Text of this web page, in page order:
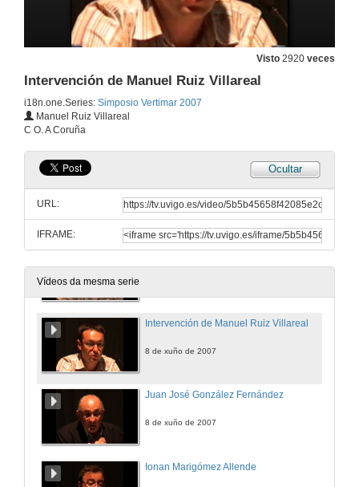
Visto 2920 veces
Intervención de Manuel Ruiz Villareal
i18n.one.Series: Simposio Vertimar 2007
Manuel Ruiz Villareal
C O. A Coruña
Ocultar
URL:
IFRAME:
Vídeos da mesma serie
Post spill environmental impact assessment: approaches and needs
8 de xuño de 2007
Clausura e Conclusións
Intervención de Manuel Ruiz Villareal
8 de xuño de 2007
Juan José González Fernández
8 de xuño de 2007
Ionan Marigómez Allende